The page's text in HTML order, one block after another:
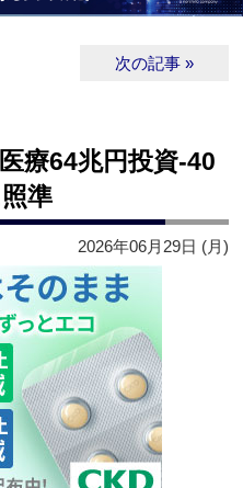
次の記事 »
療64兆円投資‐40
準
2026年06月29日 (月)